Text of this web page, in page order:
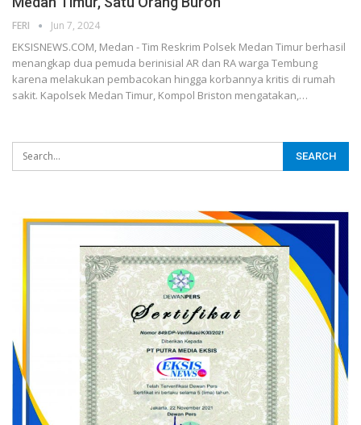
FERI Jun 7, 2024
EKSISNEWS.COM, Medan - Tim Reskrim Polsek Medan Timur berhasil
menangkap dua pemuda berinisial AR dan RA warga Tembung
karena melakukan pembacokan hingga korbannya kritis di rumah
sakit. Kapolsek Medan Timur, Kompol Briston mengatakan,…